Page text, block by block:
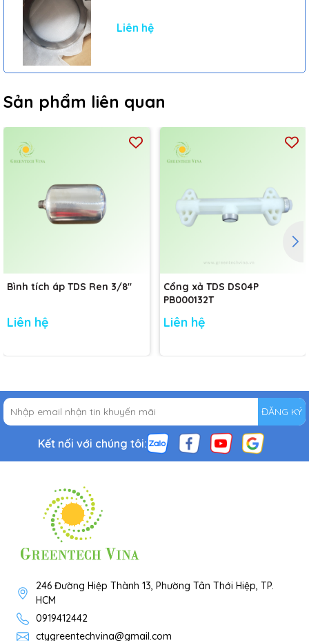
Liên hệ
Sản phẩm liên quan
Bình tích áp TDS Ren 3/8"
Liên hệ
Cổng xả TDS DS04P
PB000132T
Liên hệ
ĐĂNG KÝ
Kết nối với chúng tôi:
246 Đường Hiệp Thành 13, Phường Tân Thới Hiệp, TP.
HCM
0919412442
ctygreentechvina@gmail.com